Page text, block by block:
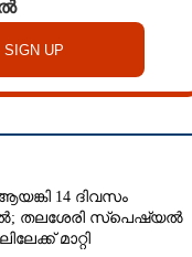
14 ദിവസം
തലശേരി സ്‌പെഷ്യൽ
മാറ്റി